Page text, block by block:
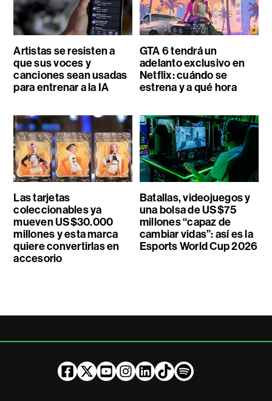
Artistas se resisten a
que sus voces y
canciones sean usadas
para entrenar a la IA
GTA 6 tendrá un
adelanto exclusivo en
Netflix: cuándo se
estrena y a qué hora
Las tarjetas
coleccionables ya
mueven US$30.000
millones y esta marca
quiere convertirlas en
accesorio
Batallas, videojuegos y
una bolsa de US$75
millones “capaz de
cambiar vidas”: así es la
Esports World Cup 2026